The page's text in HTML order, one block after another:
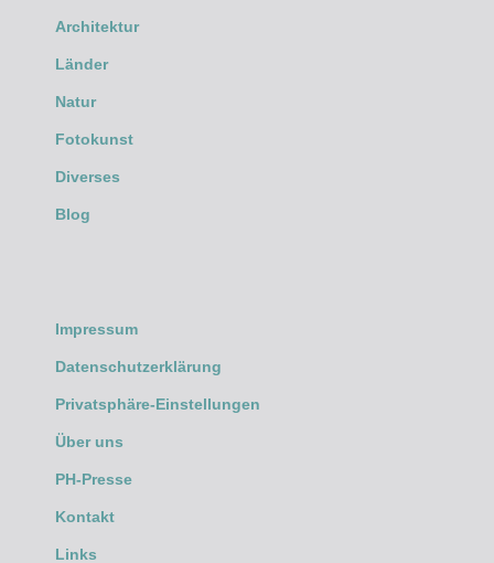
Architektur
Länder
Natur
Fotokunst
Diverses
Blog
Impressum
Datenschutzerklärung
Privatsphäre-Einstellungen
Über uns
PH-Presse
Kontakt
Links